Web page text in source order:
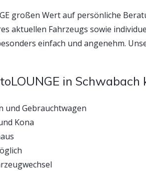
großen Wert auf persönliche
aktuellen Fahrzeugs sowie
einfach und angenehm.
in Schwabach
und Gebrauchtwagen
Kona